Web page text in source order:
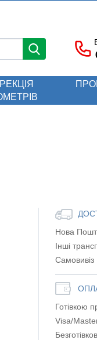
Нова
Інші
Самовивіз
Готівкою
Visa/